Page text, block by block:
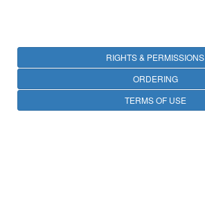
RIGHTS & PERMISSIONS
ORDERING
TERMS OF USE